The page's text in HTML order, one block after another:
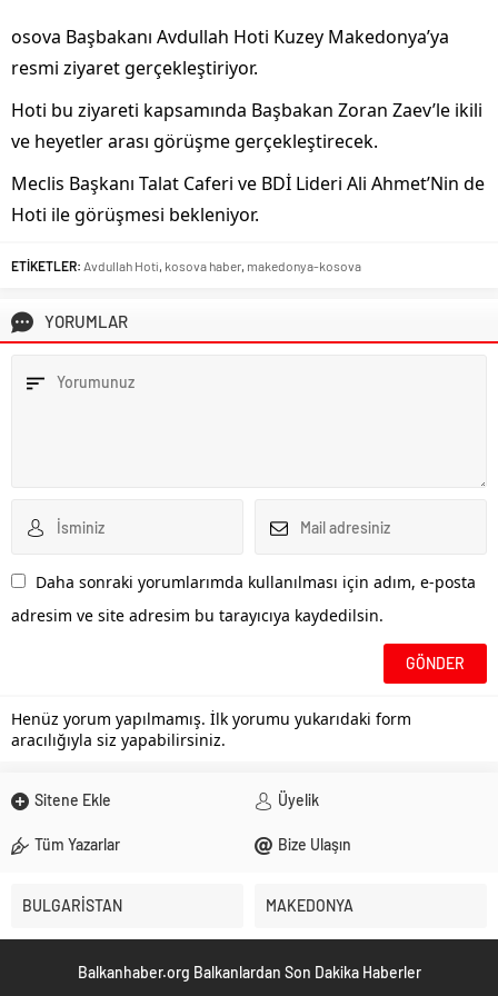
osova Başbakanı Avdullah Hoti Kuzey Makedonya’ya
resmi ziyaret gerçekleştiriyor.
Hoti bu ziyareti kapsamında Başbakan Zoran Zaev’le ikili
ve heyetler arası görüşme gerçekleştirecek.
Meclis Başkanı Talat Caferi ve BDİ Lideri Ali Ahmet’Nin de
Hoti ile görüşmesi bekleniyor.
ETİKETLER: Avdullah Hoti, kosova haber, makedonya-kosova
YORUMLAR
Daha sonraki yorumlarımda kullanılması için adım, e-posta
adresim ve site adresim bu tarayıcıya kaydedilsin.
Henüz yorum yapılmamış. İlk yorumu yukarıdaki form
aracılığıyla siz yapabilirsiniz.
Sitene Ekle Üyelik
Tüm Yazarlar Bize Ulaşın
BULGARİSTAN MAKEDONYA
Balkanhaber.org Balkanlardan Son Dakika Haberler